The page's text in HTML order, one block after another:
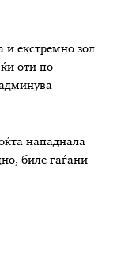
и екстремно зол
оти по
нападнала
биле гаѓани